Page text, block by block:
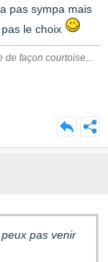
pas sympa mais
le choix
de façon courtoise...
pas venir